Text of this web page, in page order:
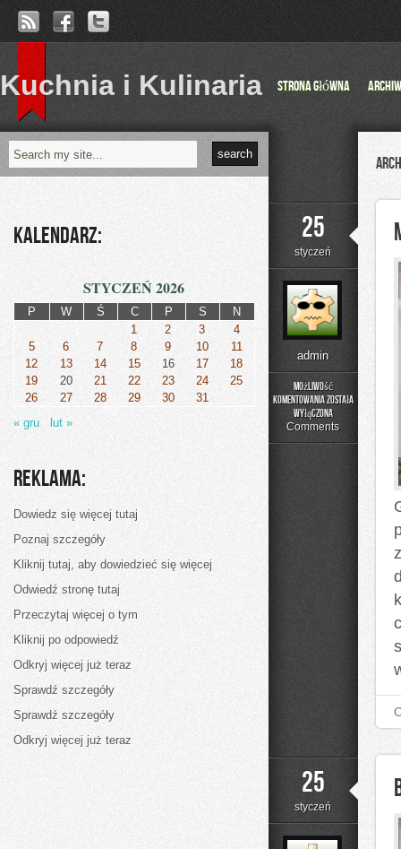
Kuchnia i Kulinaria Strona główna
25
styczeń
admin
Możliwość
komentowania
listy
została
wyłączona
Comments
25
styczeń
Kalendarz:
STYCZEŃ 2026
P W Ś C P S
N
1
2 3
4
5
6 7 8 9 10
11
12
13 14 15 16 17
18
19
20 21 22 23 24
25
26
27 28 29 30
31
« gru
lut »
Reklama:
Dowiedz się więcej tutaj
Poznaj szczegóły
Kliknij tutaj, aby dowiedzieć się więcej
Odwiedź stronę tutaj
Przeczytaj więcej o tym
Kliknij po odpowiedź
Odkryj więcej już teraz
Sprawdź szczegóły
Sprawdź szczegóły
Odkryj więcej już teraz